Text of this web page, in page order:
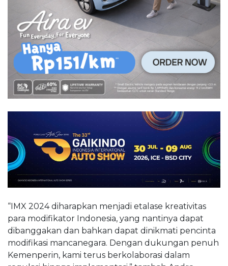
“IMX 2024 diharapkan menjadi etalase kreativitas
para modifikator Indonesia, yang nantinya dapat
dibanggakan dan bahkan dapat dinikmati pencinta
modifikasi mancanegara. Dengan dukungan penuh
Kemenperin, kami terus berkolaborasi dalam